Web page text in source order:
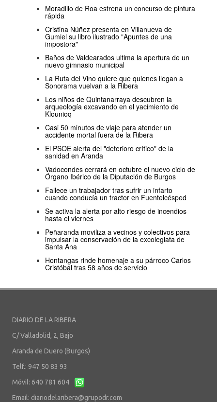
Moradillo de Roa estrena un concurso de pintura
rápida
Cristina Núñez presenta en Villanueva de
Gumiel su libro ilustrado "Apuntes de una
impostora"
Baños de Valdearados ultima la apertura de un
nuevo gimnasio municipal
La Ruta del Vino quiere que quienes llegan a
Sonorama vuelvan a la Ribera
Los niños de Quintanarraya descubren la
arqueología excavando en el yacimiento de
Klounioq
Casi 50 minutos de viaje para atender un
accidente mortal fuera de la Ribera
El PSOE alerta del "deterioro crítico" de la
sanidad en Aranda
Vadocondes cerrará en octubre el nuevo ciclo de
Órgano Ibérico de la Diputación de Burgos
Fallece un trabajador tras sufrir un infarto
cuando conducía un tractor en Fuentelcésped
Se activa la alerta por alto riesgo de incendios
hasta el viernes
Peñaranda moviliza a vecinos y colectivos para
impulsar la conservación de la excolegiata de
Santa Ana
Hontangas rinde homenaje a su párroco Carlos
Cristóbal tras 58 años de servicio
DIARIO DE LA RIBERA
C/ Valladolid, 2, Bajo
Aranda de Duero (Burgos)
Telf.: 947 50 83 93
Móvil: 640 781 604
Email: diariodelaribera@grupodr.com